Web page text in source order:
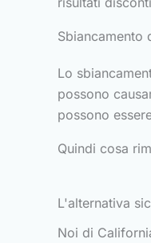
Sbiancamento
Lo
possono
possono
Quindi cosa
L'alternativa
Noi di